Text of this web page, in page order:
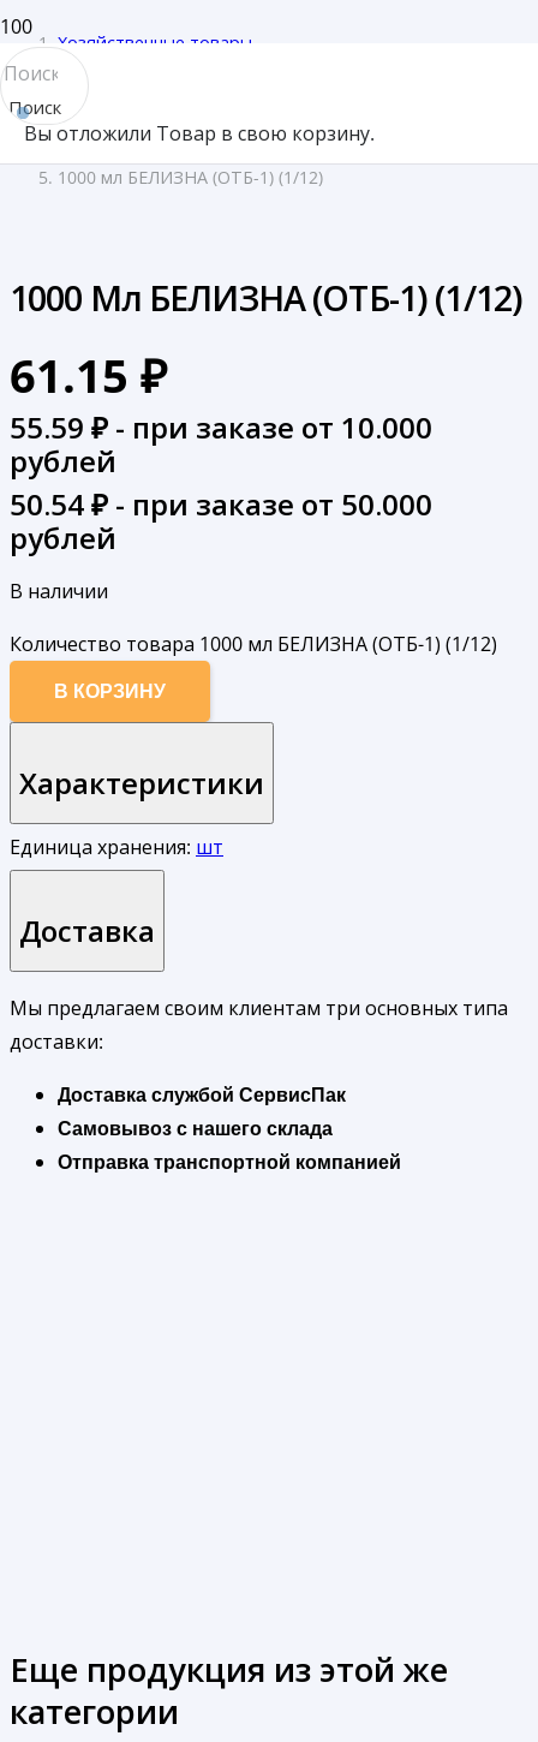
Поиск
товара
Вы отложили Товар в свою корзину.
Хозяйственные товары
Бытовая химия
/
1000 мл БЕЛИЗНА (ОТБ-1) (1/12)
1000 Мл БЕЛИЗНА (ОТБ-1) (1/12)
61.15 ₽
55.59 ₽ - при заказе от 10.000
рублей
50.54₽ - при заказе от 50.000
рублей
В наличии
Количество товара 1000 мл БЕЛИЗНА (ОТБ-1) (1/12)
В КОРЗИНУ
Характеристики
Единица хранения: шт
Доставка
Мы предлагаем своим клиентам три основных типа
доставки:
Доставка службой СервисПак
Самовывоз с нашего склада
Отправка транспортной компанией
Еще продукция из этой же
категории